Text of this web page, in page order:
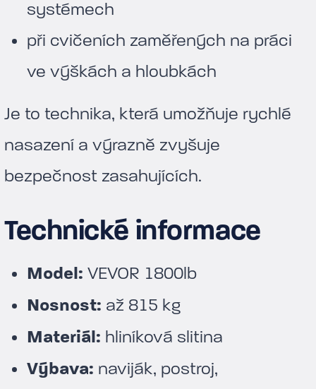
systémech
při cvičeních zaměřených na práci
ve výškách a hloubkách
Je to technika, která umožňuje rychlé
nasazení a výrazně zvyšuje
bezpečnost zasahujících.
Technické informace
Model: VEVOR 1800lb
Nosnost: až 815 kg
Materiál: hliníková slitina
Výbava: naviják, postroj,